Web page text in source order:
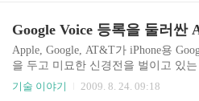
od Touch 2세대 발표가 있었고, 올해
iPod 시리즈 또는 Tablet이 발표될 것
돌고있다. 현재 미국 Apple Store에서
지 교육용 Mac PC를 구입할 경우 iPod
를 끼워주는 행사를 하고 있다.
Google Voice 등록을 둘러싼
Apple, Google, AT&T가 iPhone용
을 두고 미묘한 신경전을 벌이고 있
청한 각 사의 입장을 답변서로 금요일
기술 이야기 2009. 8. 24. 09:18